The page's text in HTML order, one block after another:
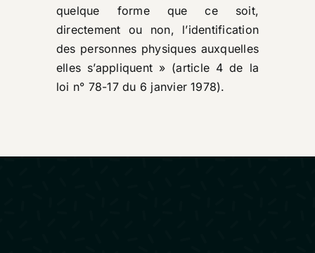
quelque forme que ce soit,
directement ou non, l’identification
des personnes physiques auxquelles
elles s’appliquent » (article 4 de la
loi n° 78-17 du 6 janvier 1978).